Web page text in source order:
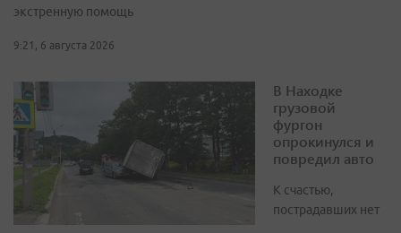
экстренную помощь
9:21, 6 августа 2026
В Находке
грузовой
фургон
опрокинулся и
повредил авто
К счастью,
пострадавших нет